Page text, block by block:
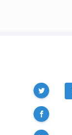
Compartir